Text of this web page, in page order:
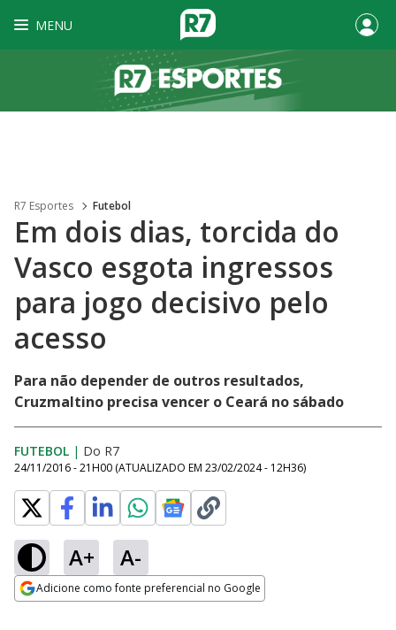
MENU
R7 Esportes Futebol
Em dois dias, torcida do
Vasco esgota ingressos
para jogo decisivo pelo
acesso
Para não depender de outros resultados,
Cruzmaltino precisa vencer o Ceará no sábado
FUTEBOL | Do R7
24/11/2016 - 21H00 (ATUALIZADO EM 23/02/2024 - 12H36)
A+ A-
Adicione como fonte preferencial no Google